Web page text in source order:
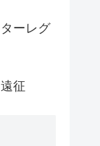
ーレグ
征